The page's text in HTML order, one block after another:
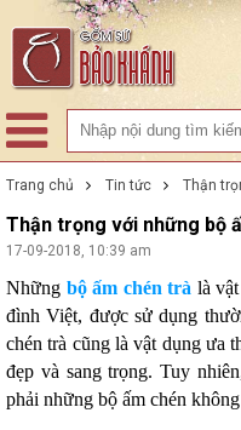
Trang chủ Tin tức Thận
Thận trọng với những bộ
17-09-2018, 10:39 am
Những bộ ấm chén trà là
đình Việt, được sử dụng
chén trà cũng là vật dụng ưa
đẹp và sang trọng. Tuy
phải những bộ ấm chén